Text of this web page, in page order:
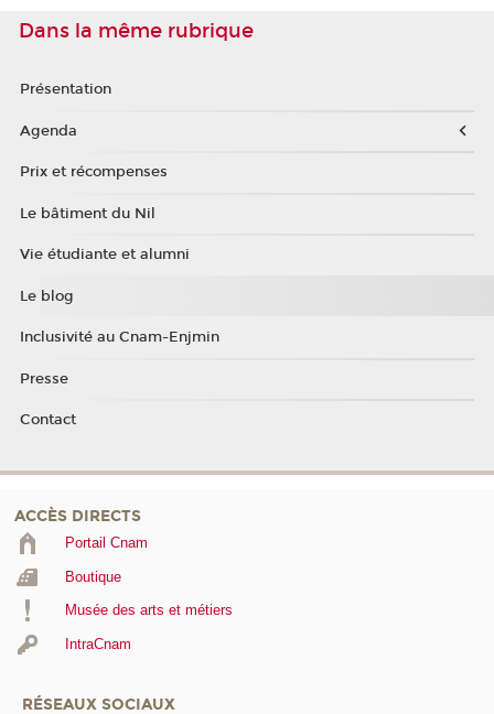
Dans la même rubrique
Présentation
Agenda
Prix et récompenses
Le bâtiment du Nil
Vie étudiante et alumni
Le blog
Inclusivité au Cnam-Enjmin
Presse
Contact
ACCÈS DIRECTS
Portail Cnam
Boutique
Musée des arts et métiers
IntraCnam
RÉSEAUX SOCIAUX